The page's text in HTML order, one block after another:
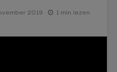
2019 1 min. lezen